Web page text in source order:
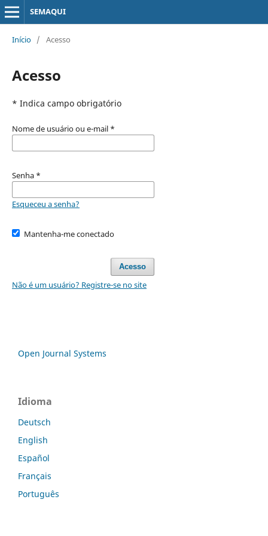
SEMAQUI
Início / Acesso
Acesso
* Indica campo obrigatório
Nome de usuário ou e-mail *
Senha *
Esqueceu a senha?
Mantenha-me conectado
Acesso
Não é um usuário? Registre-se no site
Open Journal Systems
Idioma
Deutsch
English
Español
Français
Português